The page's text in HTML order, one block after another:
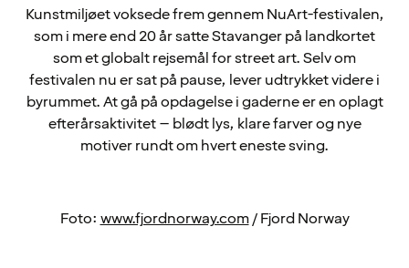
Kunstmiljøet voksede frem gennem NuArt-festivalen,
som i mere end 20 år satte Stavanger på landkortet
som et globalt rejsemål for street art. Selv om
festivalen nu er sat på pause, lever udtrykket videre i
byrummet. At gå på opdagelse i gaderne er en oplagt
efterårsaktivitet – blødt lys, klare farver og nye
motiver rundt om hvert eneste sving.
Foto: www.fjordnorway.com/ Fjord Norway